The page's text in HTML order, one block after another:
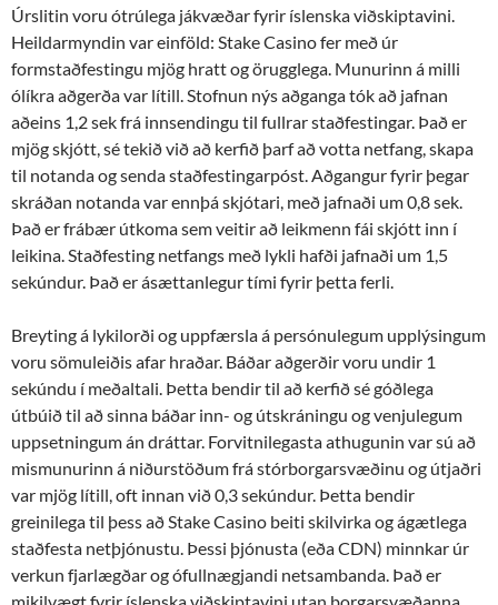
Úrslitin voru ótrúlega jákvæðar fyrir íslenska viðskiptavini.
Heildarmyndin var einföld: Stake Casino fer með úr
formstaðfestingu mjög hratt og örugglega. Munurinn á milli
ólíkra aðgerða var lítill. Stofnun nýs aðganga tók að jafnan
aðeins 1,2 sek frá innsendingu til fullrar staðfestingar. Það er
mjög skjótt, sé tekið við að kerfið þarf að votta netfang, skapa
til notanda og senda staðfestingarpóst. Aðgangur fyrir þegar
skráðan notanda var ennþá skjótari, með jafnaði um 0,8 sek.
Það er frábær útkoma sem veitir að leikmenn fái skjótt inn í
leikina. Staðfesting netfangs með lykli hafði jafnaði um 1,5
sekúndur. Það er ásættanlegur tími fyrir þetta ferli.
Breyting á lykilorði og uppfærsla á persónulegum upplýsingum
voru sömuleiðis afar hraðar. Báðar aðgerðir voru undir 1
sekúndu í meðaltali. Þetta bendir til að kerfið sé góðlega
útbúið til að sinna báðar inn- og útskráningu og venjulegum
uppsetningum án dráttar. Forvitnilegasta athugunin var sú að
mismunurinn á niðurstöðum frá stórborgarsvæðinu og útjaðri
var mjög lítill, oft innan við 0,3 sekúndur. Þetta bendir
greinilega til þess að Stake Casino beiti skilvirka og ágætlega
staðfesta netþjónustu. Þessi þjónusta (eða CDN) minnkar úr
verkun fjarlægðar og ófullnægjandi netsambanda. Það er